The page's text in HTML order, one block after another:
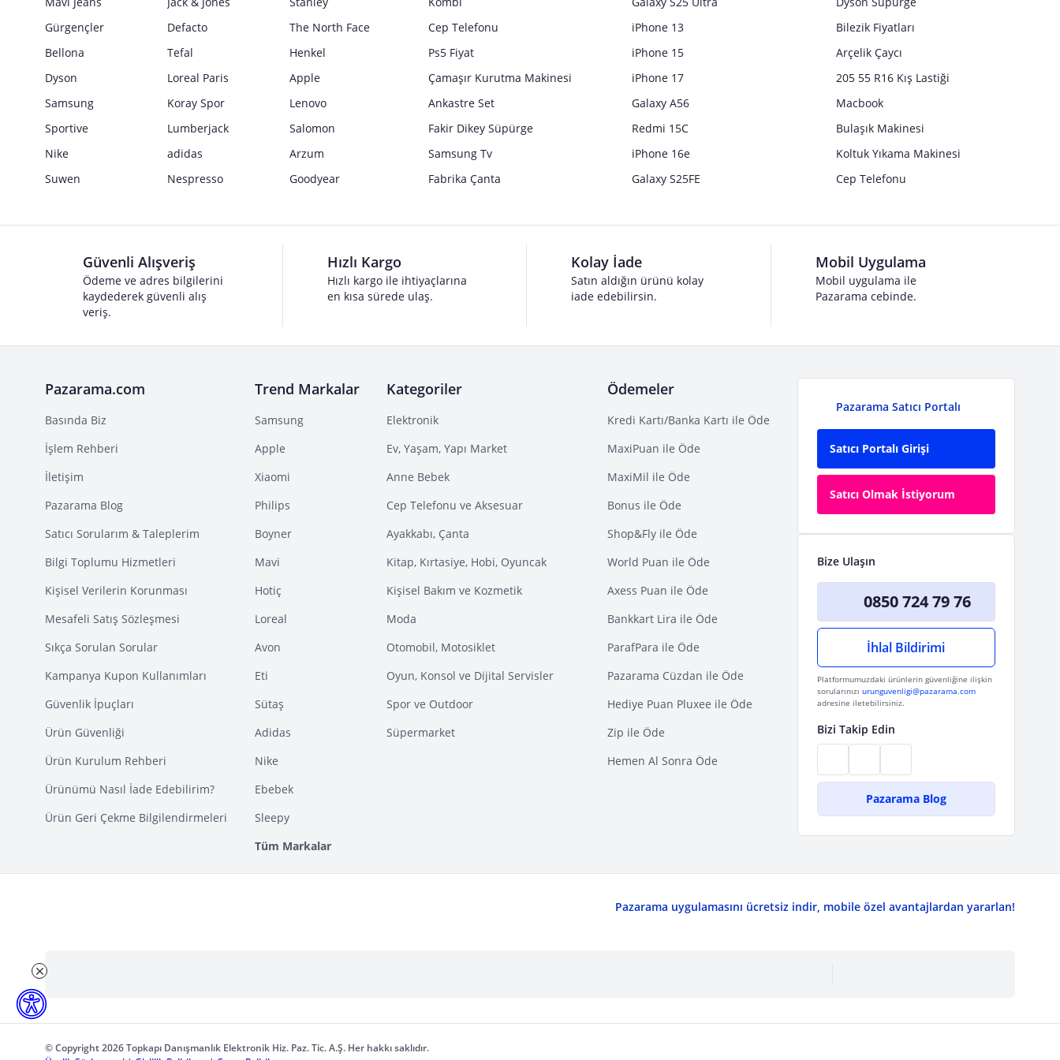
Gürgençler
Defacto
The North Face
Bellona
Tefal
Henkel
Dyson
Loreal Paris
Apple
Samsung
Koray Spor
Lenovo
Sportive
Lumberjack
Salomon
Nike
adidas
Arzum
Suwen
Nespresso Goodyear
Cep Telefonu
Ps5 Fiyat
Çamaşır Kurutma Makinesi
Ankastre Set
Fakir Dikey Süpürge
Samsung Tv
Fabrika Çanta
iPhone 13
iPhone 15
iPhone 17
Galaxy A56
Redmi 15C
iPhone 16e
Galaxy S25FE
Bilezik Fiyatları
Arçelik Çaycı
205 55 R16 Kış Lastiği
Macbook
Bulaşık Makinesi
Koltuk Yıkama Makinesi
Cep Telefonu
Güvenli Alışveriş
Ödeme ve adres bilgilerini
kaydederek güvenli alış
veriş.
Hızlı Kargo
Hızlı kargo ile ihtiyaçlarına
en kısa sürede ulaş.
Kolay İade
Satın aldığın ürünü kolay
iade edebilirsin.
Mobil Uygulama
Mobil uygulama ile
Pazarama cebinde.
Pazarama.com
Basında Biz
İşlem Rehberi
İletişim
Pazarama Blog
Satıcı Sorularım & Taleplerim
Bilgi Toplumu Hizmetleri
Kişisel Verilerin Korunması
Mesafeli Satış Sözleşmesi
Sıkça Sorulan Sorular
Kampanya Kupon Kullanımları
Güvenlik İpuçları
Ürün Güvenliği
Ürün Kurulum Rehberi
Ürünümü Nasıl İade Edebilirim?
Ürün Geri Çekme Bilgilendirmeleri
Trend Markalar
Samsung
Apple
Xiaomi
Philips
Boyner
Mavi
Hotiç
Loreal
Avon
Eti
Sütaş
Adidas
Nike
Ebebek
Sleepy
Tüm Markalar
Kategoriler
Elektronik
Ev, Yaşam, Yapı Market
Anne Bebek
Cep Telefonu ve Aksesuar
Ayakkabı, Çanta
Kitap, Kırtasiye, Hobi, Oyuncak
Kişisel Bakım ve Kozmetik
Moda
Otomobil, Motosiklet
Oyun, Konsol ve Dijital Servisler
Spor ve Outdoor
Süpermarket
Ödemeler
Kredi Kartı/Banka Kartı ile Öde
MaxiPuan ile Öde
MaxiMil ile Öde
Bonus ile Öde
Shop&Fly ile Öde
World Puan ile Öde
Axess Puan ile Öde
Bankkart Lira ile Öde
ParafPara ile Öde
Pazarama Cüzdan ile Öde
Hediye Puan Pluxee ile Öde
Zip ile Öde
Hemen Al Sonra Öde
Pazarama Satıcı Portalı
Satıcı Portalı Girişi
Satıcı Olmak İstiyorum
Bize Ulaşın
0850 724 79 76
İhlal Bildirimi
Platformumuzdaki ürünlerin güvenliğine ilişkin
sorularınızı urunguvenligi@pazarama.com
adresine iletebilirsiniz.
Bizi Takip Edin
Pazarama Blog
Pazarama uygulamasını ücretsiz indir, mobile özel avantajlardan yararlan!
© Copyright 2026 Topkapı Danışmanlık Elektronik Hiz. Paz. Tic. A.Ş. Her hakkı saklıdır.